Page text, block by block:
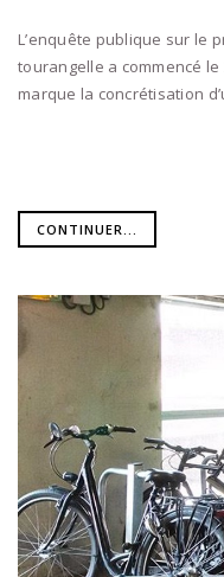
L’enquête publique sur le
tourangelle a commencé
marque la concrétisation
CONTINUER...